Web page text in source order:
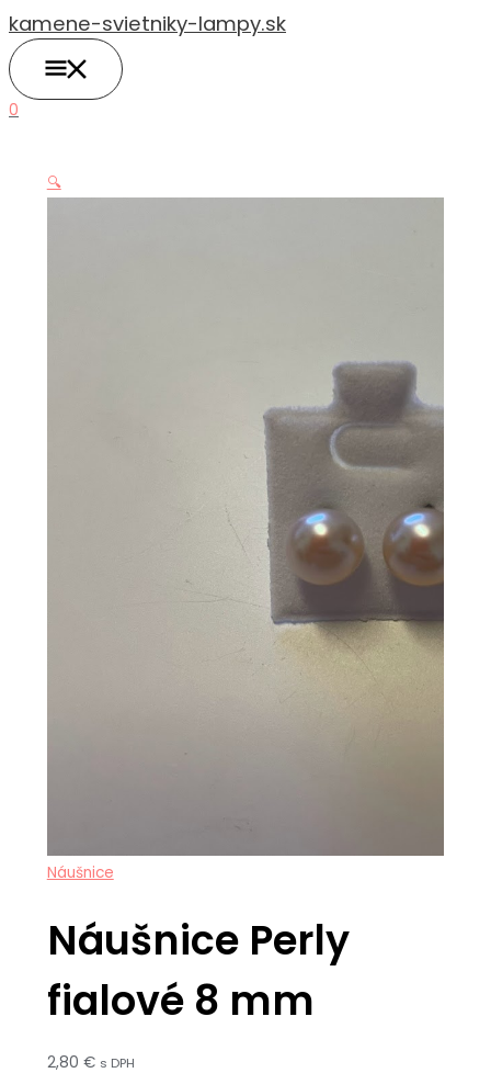
na
obsah
kamene-svietniky-lampy.sk
0
🔍
Náušnice
Náušnice Perly
fialové 8 mm
2,80 € s DPH